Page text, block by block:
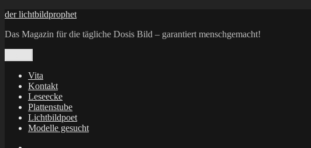
Zum
springen
der lichtbildprophet
Das Magazin für die tägliche Dosis Bild – garantiert menschgemacht!
Vita
Kontakt
Leseecke
Plattenstube
Lichtbildpoet
Modelle gesucht